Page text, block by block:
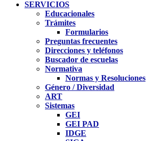
SERVICIOS
Educacionales
Trámites
Formularios
Preguntas frecuentes
Direcciones y teléfonos
Buscador de escuelas
Normativa
Normas y Resoluciones
Género / Diversidad
ART
Sistemas
GEI
GEI PAD
IDGE